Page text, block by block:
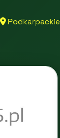
Podkarpackie